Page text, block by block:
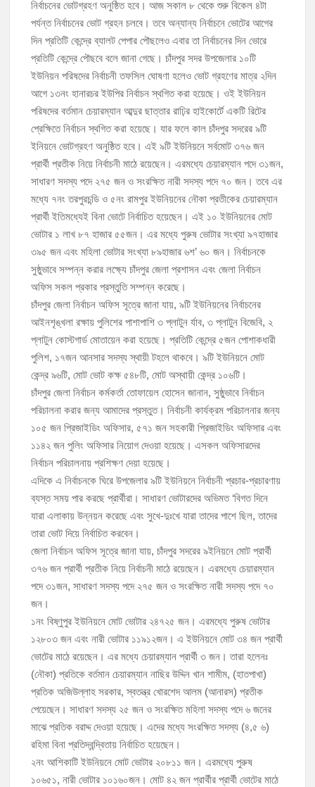
মঞ্চে নয়, নেতাকর্মীদের সারিতে বসে মতবিনিময় করলেন শিক্ষামন্ত্রী আ,ন,ম এহসানুল
হক মিলন
চাঁদপুর জেলা বিএনপির সিনিয়র সহ-সভাপতি মাহবুব আনোয়ার বাবলুর মৃত্যুতে স্মরণ
সভা ও দোয়া মাহফিল
চাঁদপুর পৌরসভার ২০৫ কোটি টাকার বাজেট ঘোষণা
কচুয়ায় পৃথক অভিযানে ২০১ পিস ইয়াবা ও ৫০ গ্রাম গাঁজাসহ ৩ মাদক কারবারি
গ্রেপ্তার
নির্বাচনের ভোটগ্রহণ অনুষ্ঠিত হবে। আজ সকাল ৮ থেকে শুরু বিকেল ৪টা
পর্যন্ত নির্বাচনের ভোট গ্রহন চলবে। তবে অন্যান্য নির্বাচনে ভোটের আগের
দিন প্রতিটি কেন্দ্রে ব্যালট পেপার পৌছলেও এবার তা নির্বাচনের দিন ভোরে
প্রতিটি কেন্দ্রে পৌছবে বলে জানা গেছে। চাঁদপুর সদর উপজেলার ১০টি
ইউনিয়ন পরিষদের নির্বাচনী তফসিল ঘোষণা হলেও ভোট গ্রহণের মাত্র ২দিন
আগে ১৩নং হানারচর ইউপির নির্বাচন স্থগিত করা হয়েছে। ওই ইউনিয়ন
পরিষদের বর্তমান চেয়ারম্যান আব্দুর ছাত্তার রাঢ়ির হাইকোর্টে একটি রিটের
প্রেক্ষিতে নির্বাচন স্থগিত করা হয়েছে। যার ফলে কাল চাঁদপুর সদরের ৯টি
ইনিয়নে ভোটগ্রহণ অনুষ্ঠিত হবে। এই ৯টি ইউনিয়নে সর্বমোট ৩৭৬ জন
প্রার্থী প্রতীক নিয়ে নির্বাচনী মাঠে রয়েছেন। এরমধ্যে চেয়ারম্যান পদে ৩১জন,
সাধারণ সদস্য পদে ২৭৫ জন ও সংরক্ষিত নারী সদস্য পদে ৭০ জন। তবে এর
মধ্যে ৭নং তরপুরচন্ডি ও ৫নং রামপুর ইউনিয়নের নৌকা প্রতীকের চেয়ারম্যান
প্রার্থী ইতিমধ্যেই বিনা ভোটে নির্বাচিত হয়েছেন। এই ১০ ইউনিয়নের মোট
ভোটার ১ লাখ ৮৭ হাজার ৫৫জন। এর মধ্যে পুরুষ ভোটার সংখ্যা ৯৭হাজার
৩৯৫ জন এবং মহিলা ভোটার সংখ্যা ৮৯হাজার ৬শ’ ৬০ জন। নির্বাচনকে
সুষ্ঠুভাবে সম্পন্ন করার লক্ষ্যে চাঁদপুর জেলা প্রশাসন এবং জেলা নির্বাচন
অফিস সকল প্রকার প্রস্তুতি সম্পন্ন করেছে।
চাঁদপুর জেলা নির্বাচন অফিস সূত্রে জানা যায়, ৯টি ইউনিয়নের নির্বাচনের
আইনশৃঙ্খলা রক্ষায় পুলিশের পাশাপাশি ৩ প্লাটুন র্যাব, ৩ প্লাটুন বিজেবি, ২
প্লাটুন কোস্টগার্ড মোতায়েন করা হয়েছে। প্রতিটি কেন্দ্রে ৫জন পোশাকধারী
পুলিশ, ১৭জন আনসার সদস্য স্থায়ী টহলে থাকবে। ৯টি ইউনিয়নে মোট
কেন্দ্র ৯৬টি, মোট ভোট কক্ষ ৫৪৮টি, মোট অস্থায়ী কেন্দ্র ১০৬টি।
চাঁদপুর জেলা নির্বাচন কর্মকর্তা তোফায়েল হোসেন জানান, সুষ্ঠুভাবে নির্বাচন
পরিচালনা করার জন্য আমাদের প্রস্তুত। নির্বাচনী কার্যক্রম পরিচালনার জন্য
১০৫ জন প্রিজাইডিং অফিসার, ৫৭১ জন সহকারী প্রিজাইডিং অফিসার এবং
১১৪২ জন পুলিং অফিসার নিয়োগ দেওয়া হয়েছে। এসকল অফিসারদের
নির্বাচন পরিচালনায় প্রশিক্ষণ দেয়া হয়েছে।
এদিকে এ নির্বাচনকে ঘিরে উপজেলার ৯টি ইউনিয়নে নির্বাচনী প্রচার-প্রচারণায়
ব্যস্ত সময় পার করছে প্রার্থীরা। সাধারণ ভোটারদের অভিমত ‘বিগত দিনে
যারা এলাকায় উন্নয়ন করেছে এবং সুখে-দুঃখে যারা তাদের পাশে ছিল, তাদের
তারা ভোট দিয়ে নির্বাচিত করবেন।
জেলা নির্বাচন অফিস সূত্রে জানা যায়, চাঁদপুর সদরের ৯ইনিয়নে মোট প্রার্থী
৩৭৬ জন প্রার্থী প্রতীক নিয়ে নির্বাচনী মাঠে রয়েছেন। এরমধ্যে চেয়ারম্যান
পদে ৩১জন, সাধারণ সদস্য পদে ২৭৫ জন ও সংরক্ষিত নারী সদস্য পদে ৭০
জন।
১নং বিষ্ণুপুর ইউনিয়নে মোট ভোটার ২৪৭২৫ জন। এরমধ্যে পুরুষ ভোটার
১২৮০৩ জন এবং নারী ভোটার ১১৯১২জন। এ ইউনিয়নে মোট ৩৪ জন প্রার্থী
ভোটের মাঠে রয়েছেন। এর মধ্যে চেয়ারম্যান প্রার্থী ৩ জন। তারা হলেনঃ
(নৌকা) প্রতিকে বর্তমান চেয়ারম্যান নাছির উদ্দিন খান শামীম, (হাতপাখা)
প্রতিক অজিউল্লাহ সরকার, স্বতন্ত্র খোরশেদ আলম (আনারস) প্রতীক
পেয়েছেন। সাধারণ সদস্য ২৫ জন ও সংরক্ষিত মহিলা সদস্য পদে ৬ জনের
মাঝে প্রতিক বরাদ্দ দেওয়া হয়েছে। এদের মধ্যে সংরক্ষিত সদস্য (৪,৫ ৬)
রহিমা বিনা প্রতিদ্বন্দ্বিতায় নির্বাচিত হয়েছেন।
২নং আশিকাটি ইউনিয়নে মোট ভোটার ২০৮১১ জন। এরমধ্যে পুরুষ
১০৬৫১, নারী ভোটার ১০১৬০জন। মোট ৪২ জন প্রার্থীর প্রার্থী ভোটের মাঠে